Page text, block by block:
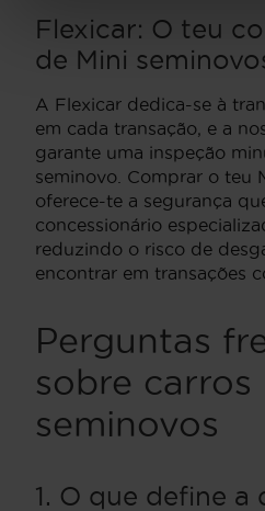
Flexicar: O teu
de Mini
A Flexicar dedica-se à
em cada transação, e a
garante uma inspeção
seminovo. Comprar o teu
oferece-te a segurança
concessionário
reduzindo o risco de
encontrar em transações
Perguntas
sobre carros
seminovos
1. O que define a